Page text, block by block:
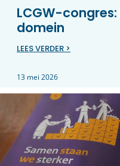
LCGW-
domein
LEES VERDER >
13 mei 2026